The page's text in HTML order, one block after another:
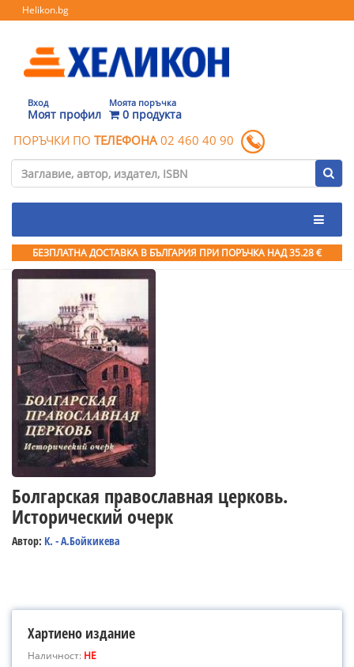
Helikon.bg
Вход
Моят профил
Моята поръчка
0 продукта
ПОРЪЧКИ ПО ТЕЛЕФОНА 02 460 40 90
БЕЗПЛАТНА ДОСТАВКА В БЪЛГАРИЯ ПРИ ПОРЪЧКА НАД 35.28 €
Болгарская православная церковь.
Исторический очерк
Автор: К. - А.Бойкикева
Хартиено издание
Наличност: НЕ